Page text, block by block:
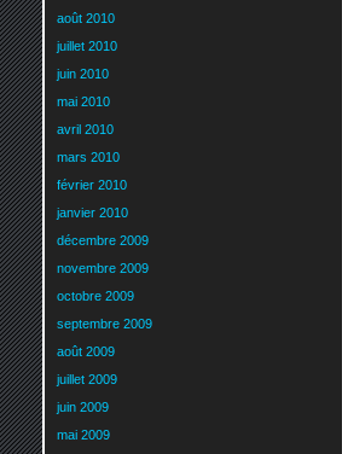
août 2010
juillet 2010
juin 2010
mai 2010
avril 2010
mars 2010
février 2010
janvier 2010
décembre 2009
novembre 2009
octobre 2009
septembre 2009
août 2009
juillet 2009
juin 2009
mai 2009